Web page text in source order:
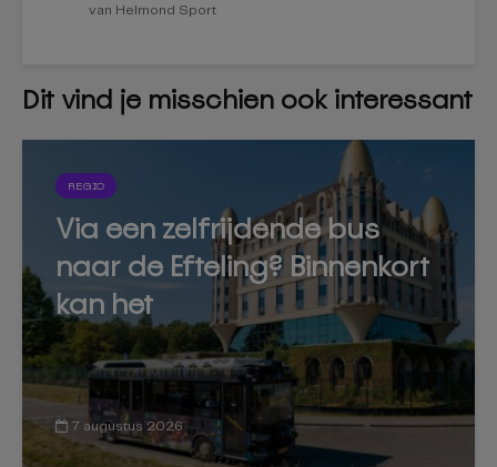
van Helmond Sport
Dit vind je misschien ook interessant
REGIO
Via een zelfrijdende bus
naar de Efteling? Binnenkort
kan het
7 augustus 2026